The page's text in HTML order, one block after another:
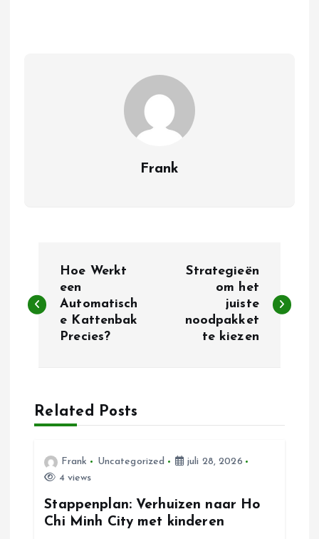
Frank
e
c
h
Hoe Werkt
een
Automatisch
e Kattenbak
Precies?
Strategieën
om het
juiste
noodpakket
te kiezen
Related Posts
Frank Uncategorized
juli 28, 2026
4 views
Stappenplan: Verhuizen naar Ho
Chi Minh City met kinderen